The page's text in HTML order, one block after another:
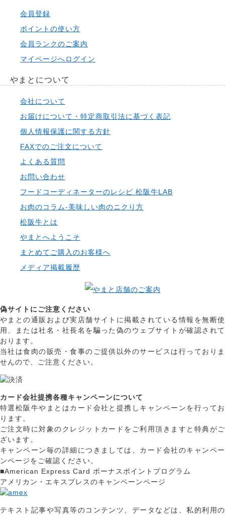
会員登録
ポイントの使い方
会員ランクのご案内
マイページへログイン
やまとについて
会社について
お届けについて・特定商取引法に基づく表記
個人情報保護に関する方針
FAXでのご注文について
よくある質問
お問い合わせ
フードコーディネーターのレシピ 松阪牛LAB
お肉のコラム-美味しい肉のニクり方
松阪牛とは
やまとへようこそ
まとめてご購入のお客様へ
メディア掲載履歴
偽サイトにご注意ください
やまとの通販および実店舗サイトに掲載されている情報を無断使
用、または社名・社長名を騙った偽のウェブサイトが確認されて
おります。
当社は食肉の販売・食事のご提供以外のサービスは行っておりま
せんので、ご注意ください。
カード会社提携各種キャンペーンについて
特選松阪牛やまとはカード会社と提携しキャンペーンを行ってお
ります。
ご注文時に対象のクレジットカードをご利用頂きますと特典がご
ざいます。
キャンペーン毎の詳細につきましては、カード会社のキャンペー
ンページをご確認ください。
■American Express Card ボーナスポイントプログラム
アメリカン・エキスプレスのキャンペーンページ
テキスト記事や写真等のコンテンツ、データなどは、私的利用の